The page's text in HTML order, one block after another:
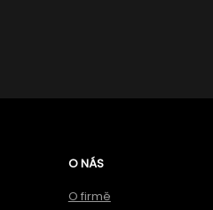
O NÁS
O firmě